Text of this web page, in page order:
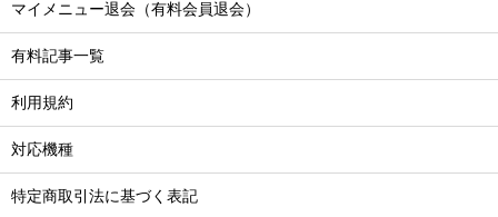
マイメニュー退会（有料会員退会）
有料記事一覧
利用規約
対応機種
特定商取引法に基づく表記